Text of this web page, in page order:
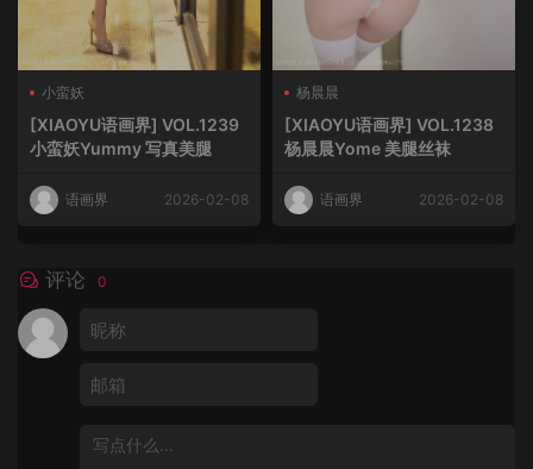
小蛮妖
[XIAOYU语画界] VOL.1239
小蛮妖Yummy 写真美腿
语画界 2026-02-08
杨晨晨
[XIAOYU语画界] VOL.1238
杨晨晨Yome 美腿丝袜
语画界 2026-02-08
评论 0